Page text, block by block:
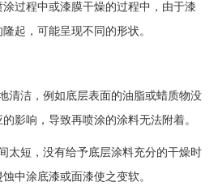
过程中或漆膜干燥的过程中，由于漆
起，可能呈现不同的形状。
清洁，例如底层表面的油脂或蜡质物没
影响，导致再喷涂的涂料无法附着。
太短，没有给予底层涂料充分的干燥时
中涂底漆或面漆使之变软。